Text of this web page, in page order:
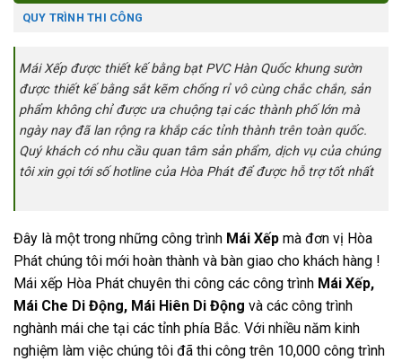
QUY TRÌNH THI CÔNG
Mái Xếp được thiết kế bằng bạt PVC Hàn Quốc khung sườn
được thiết kế bằng sắt kẽm chống rỉ vô cùng chắc chắn, sản
phẩm không chỉ được ưa chuộng tại các thành phố lớn mà
ngày nay đã lan rộng ra khắp các tỉnh thành trên toàn quốc.
Quý khách có nhu cầu quan tâm sản phẩm, dịch vụ của chúng
tôi xin gọi tới số hotline của Hòa Phát để được hỗ trợ tốt nhất
Đây là một trong những công trình Mái Xếp mà đơn vị Hòa
Phát chúng tôi mới hoàn thành và bàn giao cho khách hàng !
Mái xếp Hòa Phát chuyên thi công các công trình Mái Xếp,
Mái Che Di Động, Mái Hiên Di Động và các công trình
nghành mái che tại các tỉnh phía Bắc. Với nhiều năm kinh
nghiệm làm việc chúng tôi đã thi công trên 10,000 công trình